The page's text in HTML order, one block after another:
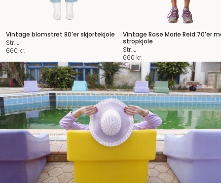
Vintage blomstret 80’er skjortekjole
Str. L
660 kr.
Vintage Rose Marie Reid 70’er
stropkjole
Str. L
660 kr.